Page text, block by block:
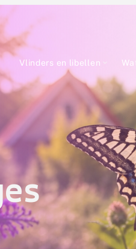
Vlinders en libellen